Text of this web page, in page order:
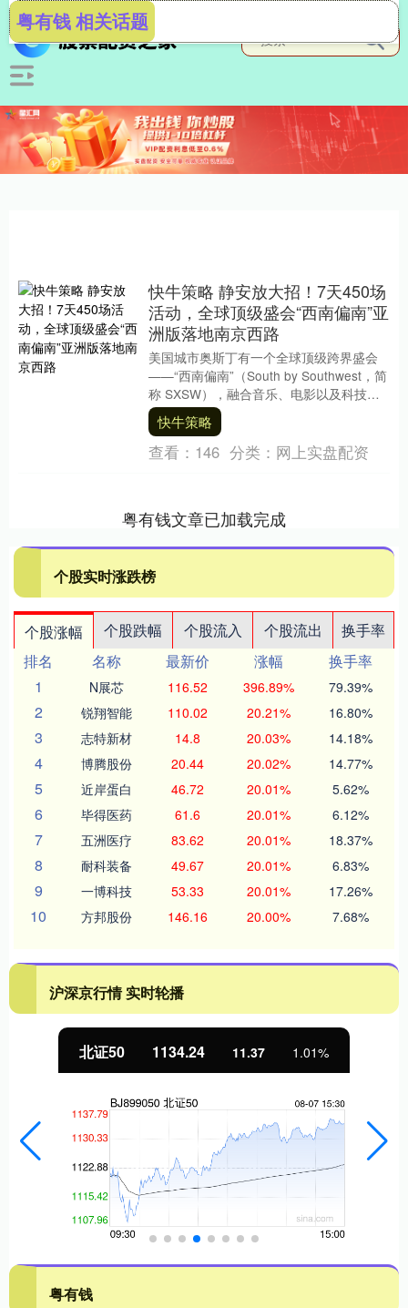
粤有钱 相关话题
快牛策略 静安放大招！7天450场
活动，全球顶级盛会“西南偏南”亚
洲版落地南京西路
美国城市奥斯丁有一个全球顶级跨界盛会
——“西南偏南”（South by Southwest，简
称 SXSW），融合音乐、电影以及科技互
动，每年举办10天，通过....
快牛策略
查看： 146 分类： 网上实盘配资
粤有钱文章已加载完成
个股实时涨跌榜
个股涨幅 个股跌幅 个股流入 个股流出
换手率
排名
名称 最新价 涨幅
换手率
1
N展芯 116.52 396.89% 79.39%
2 锐翔智能 110.02 20.21% 16.80%
3 志特新材 14.8 20.03% 14.18%
4 博腾股份 20.44 20.02% 14.77%
5 近岸蛋白 46.72 20.01% 5.62%
6 毕得医药 61.6 20.01% 6.12%
7 五洲医疗 83.62 20.01% 18.37%
8 耐科装备 49.67 20.01% 6.83%
9 一博科技 53.33 20.01% 17.26%
10 方邦股份 146.16 20.00% 7.68%
沪深京行情 实时轮播
北证50 1134.24 11.37 1.01%
粤有钱